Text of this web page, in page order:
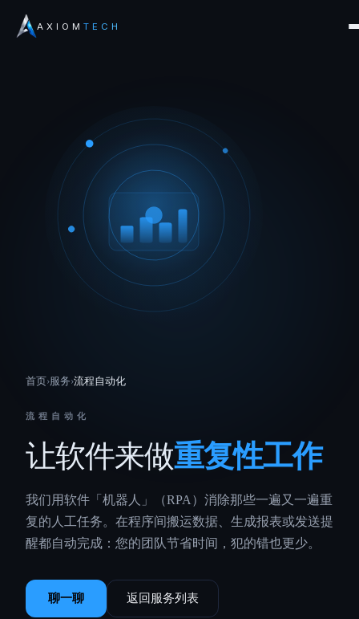
AXIOM TECH
首页›服务›流程自动化
流程自动化
让软件来做重复性工作
我们用软件「机器人」（RPA）消除那些一遍又一遍重
复的人工任务。在程序间搬运数据、生成报表或发送提
醒都自动完成：您的团队节省时间，犯的错也更少。
聊一聊 返回服务列表